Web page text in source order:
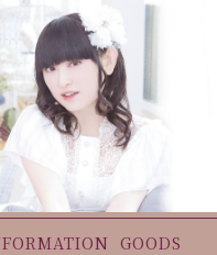
GOODS